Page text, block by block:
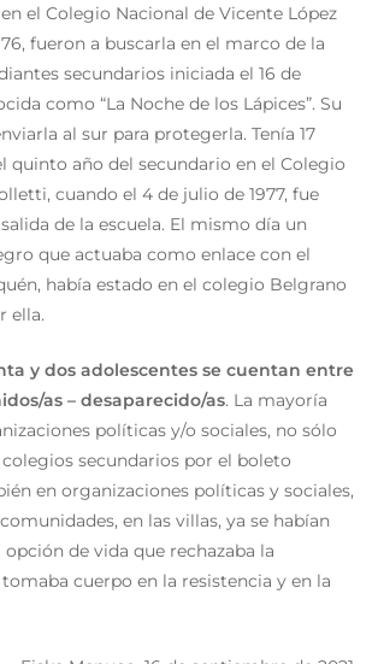
el Colegio Nacional de Vicente López
fueron a buscarla en el marco de la
secundarios iniciada el 16 de
como “La Noche de los Lápices”. Su
al sur para protegerla. Tenía 17
quinto año del secundario en el Colegio
cuando el 4 de julio de 1977, fue
de la escuela. El mismo día un
que actuaba como enlace con el
había estado en el colegio Belgrano
ella.
y dos adolescentes se cuentan entre
as – desaparecido/as. La mayoría
políticas y/o sociales, no sólo
secundarios por el boleto
en organizaciones políticas y sociales,
en las villas, ya se habían
de vida que rechazaba la
cuerpo en la resistencia y en la